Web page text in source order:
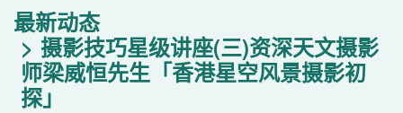
最新动态
摄影技巧星级讲座(三)资深天文摄影
师梁威恒先生「香港星空风景摄影初
探」